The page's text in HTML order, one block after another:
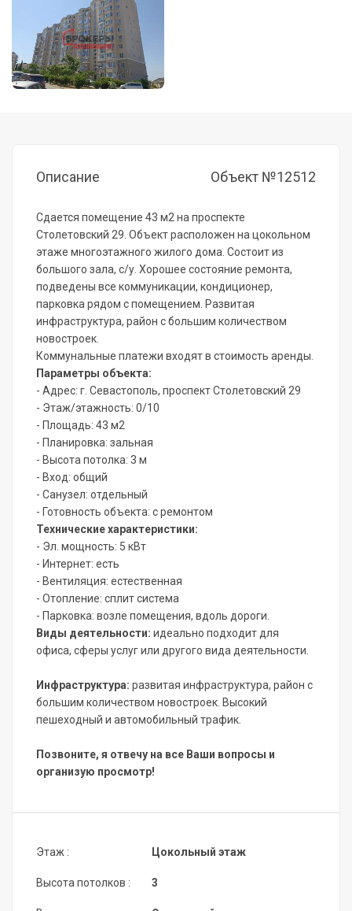
Описание Объект №12512
Сдается помещение 43 м2 на проспекте
Столетовский 29. Объект расположен на цокольном
этаже многоэтажного жилого дома. Состоит из
большого зала, с/у. Хорошее состояние ремонта,
подведены все коммуникации, кондиционер,
парковка рядом с помещением. Развитая
инфраструктура, район с большим количеством
новостроек.
Коммунальные платежи входят в стоимость аренды.
Параметры объекта:
- Адрес: г. Севастополь, проспект Столетовский 29
- Этаж/этажность: 0/10
- Площадь: 43 м2
- Планировка: зальная
- Высота потолка: 3 м
- Вход: общий
- Санузел: отдельный
- Готовность объекта: с ремонтом
Технические характеристики:
- Эл. мощность: 5 кВт
- Интернет: есть
- Вентиляция: естественная
- Отопление: сплит система
- Парковка: возле помещения, вдоль дороги.
Виды деятельности: идеально подходит для
офиса, сферы услуг или другого вида деятельности.
Инфраструктура: развитая инфраструктура, район с
большим количеством новостроек. Высокий
пешеходный и автомобильный трафик.
Позвоните, я отвечу на все Ваши вопросы и
организую просмотр!
Этаж :
Высота потолков :
Цокольный этаж
3